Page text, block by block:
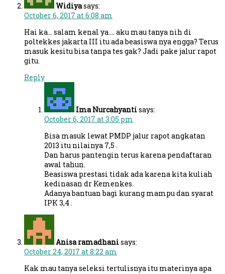
Widiyasays:
October 6, 2017 at 6:08 am
Hai ka… salam kenal ya…. aku mau tanya nih di
poltekkes jakarta III itu ada beasiswa nya engga? Terus
masuk kesitu bisa tanpa tes gak? Jadi pake jalur rapot
gitu.
Reply
Ima Nurcahyantisays:
October 6, 2017 at 3:05 pm
Bisa masuk lewat PMDP jalur rapot angkatan
2013 itu nilainya 7,5 .
Dan harus pantengin terus karena pendaftaran
awal tahun.
Beasiswa prestasi tidak ada karena kita kuliah
kedinasan dr Kemenkes.
Adanya bantuan bagi kurang mampu dan syarat
IPK 3,4 .
Anisa ramadhanisays:
October 24, 2017 at 8:22 am
Kak mau tanya seleksi tertulisnya itu materinya apa